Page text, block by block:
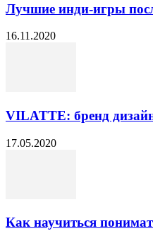
Лучшие инди-игры
16.11.2020
VILATTE: бренд
17.05.2020
Как научиться